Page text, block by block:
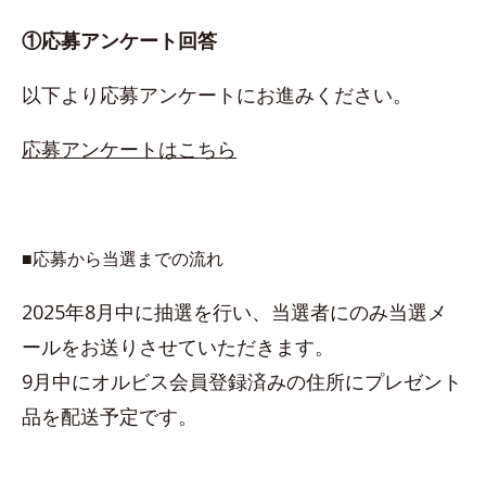
①応募アンケート回答
以下より応募アンケートにお進みください。
応募アンケートはこちら
■応募から当選までの流れ
2025年8月中に抽選を行い、当選者にのみ当選メ
ールをお送りさせていただきます。
9月中にオルビス会員登録済みの住所にプレゼント
品を配送予定です。